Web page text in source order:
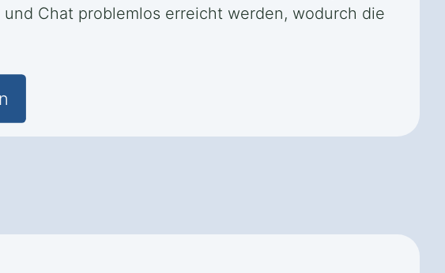
Chat problemlos erreicht werden, wodurch die